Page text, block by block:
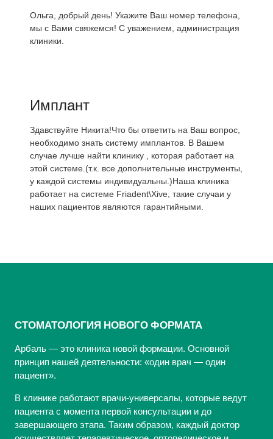
Ольга, добрый день! Укажите Ваш номер телефона,
мы с Вами свяжемся! С уважением, администрация
клиники.
Имплант
Здавствуйте Никита!Что бы ответить на Ваш вопрос,
необходимо знать систему имплантов. В Вашем
случае лучше найти клинику , которая работает на
этой системе.(т.к. все дополнительные инструменты,
у каждой системы индивидуальны.)Наша клиника
работает на системе Friadent\Xive, такие случаи у
наших пациентов являются гарантийными.
СТОМАТОЛОГИЯ НОВОГО ФОРМАТА
Арбаль — это клиника новой формации. Основной
принцип нашей деятельности: «один врач — один
пациент».
В клинике работают врачи-универсалы, которые ведут
пациента с момента первой консультации и до
завершающего этапа. Таким образом, каждый доктор